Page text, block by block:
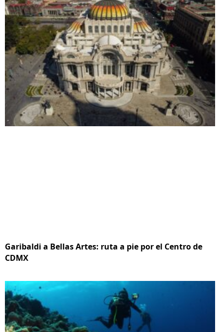
Garibaldi a Bellas Artes: ruta a pie por el Centro de
CDMX